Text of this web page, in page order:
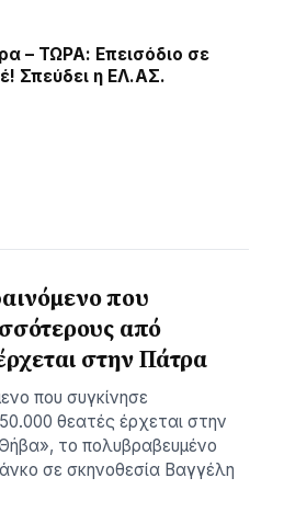
– ΤΩΡΑ: Επεισόδιο σε
Σπεύδει η ΕΛ.ΑΣ.
που
από
στην Πάτρα
που συγκίνησε
θεατές έρχεται στην
το πολυβραβευμένο
σε σκηνοθεσία Βαγγέλη